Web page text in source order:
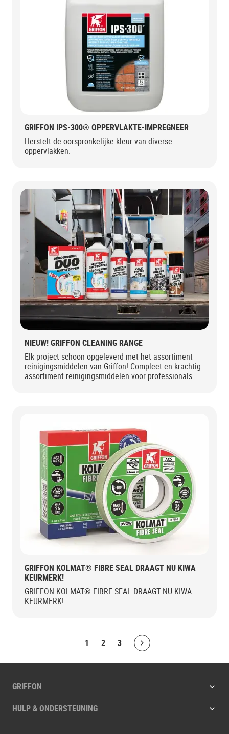
GRIFFON IPS-300® OPPERVLAKTE-IMPREGNEER
Herstelt de oorspronkelijke kleur van diverse
oppervlakken.
NIEUW! GRIFFON CLEANING RANGE
Elk project schoon opgeleverd met het assortiment
reinigingsmiddelen van Griffon! Compleet en krachtig
assortiment reinigingsmiddelen voor professionals.
GRIFFON KOLMAT® FIBRE SEAL DRAAGT NU KIWA
KEURMERK!
GRIFFON KOLMAT® FIBRE SEAL DRAAGT NU KIWA
KEURMERK!
1 2 3 Bolton.ArticleList.NextPage
GRIFFON
HULP & ONDERSTEUNING